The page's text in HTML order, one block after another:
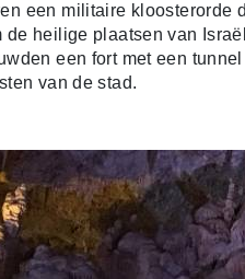
een militaire
de heilige plaatsen van
een fort met een
van de stad.